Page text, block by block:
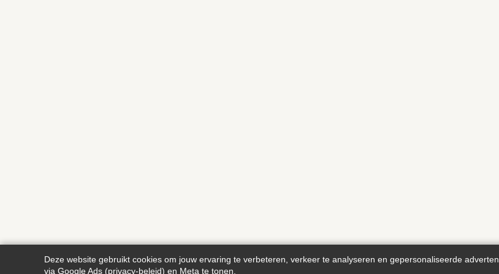
Deze website gebruikt cookies om jouw ervaring te verbeteren, verkeer te analyseren en gepersonaliseerde
via Google Ads (privacy-beleid) en Meta te tonen.